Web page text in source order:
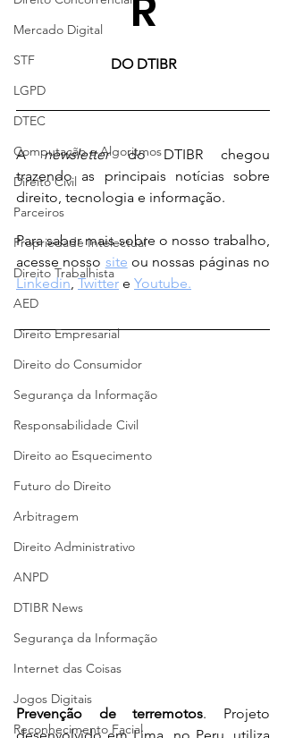
Mercado Digital
STF
LGPD
DTEC
Computação e Algoritmos
Direito Civil
Parceiros
Propriedade Intelectual
Direito Trabalhista
AED
Direito Empresarial
Direito do Consumidor
Segurança da Informação
Responsabilidade Civil
Direito ao Esquecimento
Futuro do Direito
Arbitragem
Direito Administrativo
ANPD
DTIBR News
Segurança da Informação
Internet das Coisas
Jogos Digitais
Reconhecimento Facial
DO DTIBR
A newsletter do DTIBR chegou
trazendo as principais notícias sobre
direito, tecnologia e informação.
Para saber mais sobre o nosso trabalho,
acesse nosso site
Linkedin, Twitter e Youtube.
Prevenção de terremotos. Projeto